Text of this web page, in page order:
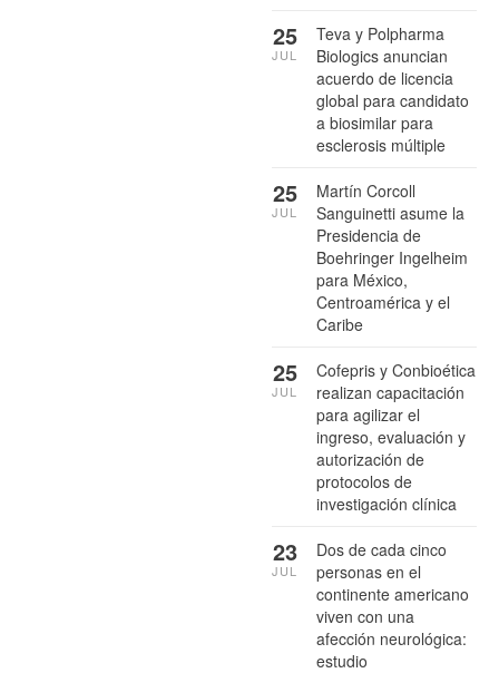
Teva y Polpharma
Biologics anuncian
acuerdo de licencia
global para candidato
a biosimilar para
esclerosis múltiple
25
JUL
Martín Corcoll
Sanguinetti asume la
Presidencia de
Boehringer Ingelheim
para México,
Centroamérica y el
Caribe
25
JUL
Cofepris y Conbioética
realizan capacitación
para agilizar el
ingreso, evaluación y
autorización de
protocolos de
investigación clínica
25
JUL
Dos de cada cinco
personas en el
continente americano
viven con una
afección neurológica:
estudio
23
JUL